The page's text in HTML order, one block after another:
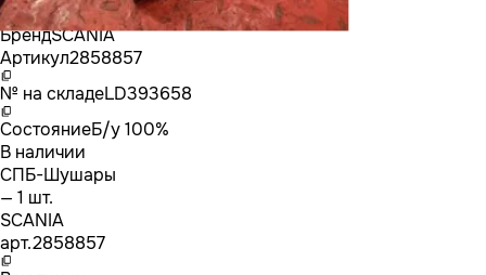
БрендSCANIA
Артикул2858857
№ на складеLD393658
СостояниеБ/у 100%
В наличии
СПБ-Шушары
— 1 шт.
SCANIA
арт.2858857